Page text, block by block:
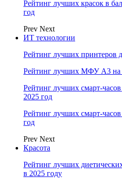
Рейтинг лучших красок в
год
Prev Next
ИТ технологии
Рейтинг лучших принтеров
Рейтинг лучших МФУ А3 на
Рейтинг лучших смарт-
2025 год
Рейтинг лучших смарт-
год
Prev Next
Красота
Рейтинг лучших
в 2025 году